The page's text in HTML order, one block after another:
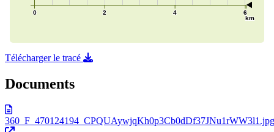
Télécharger le tracé
Documents
360_F_470124194_CPQUAywjqKh0p3Cb0dDf37JNu1rWW3l1.jpg